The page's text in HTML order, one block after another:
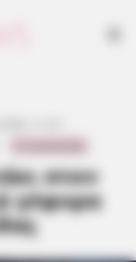
στον
γέφυρα